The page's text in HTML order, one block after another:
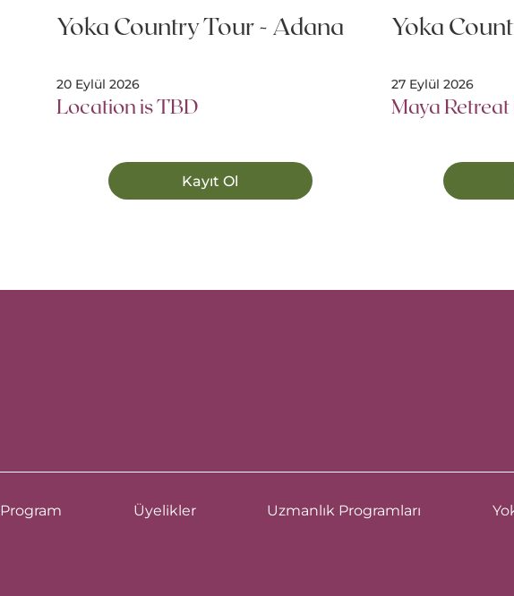
Yoka Country Tour - Adana
20 Eylül 2026
Location is TBD
Kayıt Ol
Yoka
27 Eylül 2026
Maya Retreat
Program Üyelikler Uzmanlık Programları